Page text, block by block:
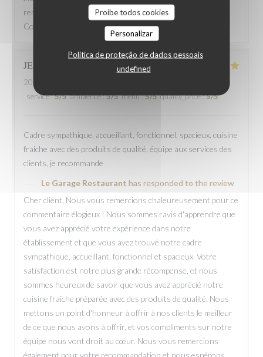
Proíbe todos cookies
Personalizar
Política de proteção de dados pessoais
undefined
remercions de nous avoir fait part de vos commentaires.
Cordialement,
JEAN PHILIPPE
2024-03-10
service:5/5 ambience:5/5 menu:5/5 quality_price:5/5
Cadre sympathique, accueillant, fonctionnel, spacieux, cuisine
fraiche avec des produits de qualité, équipe aux services des
clients, je recommande
Le Garage Restaurant has responded to the review
Cher client, Nous vous remercions chaleureusement pour ce
commentaire élogieux ! Nous sommes ravis d'apprendre que
vous avez apprécié votre expérience dans notre
établissement et que vous avez trouvé notre cadre
sympathique, accueillant, fonctionnel et spacieux. Votre
satisfaction est notre plus grande récompense, et nous
sommes heureux de savoir que vous avez apprécié notre
cuisine fraîche préparée avec des produits de qualité. Nous
mettons un point d'honneur à offrir à nos clients le meilleur
de ce que nous avons à offrir, et vos compliments sur notre
équipe nous vont droit au cœur. Nous vous remercions
également pour votre recommandation et nous espérons